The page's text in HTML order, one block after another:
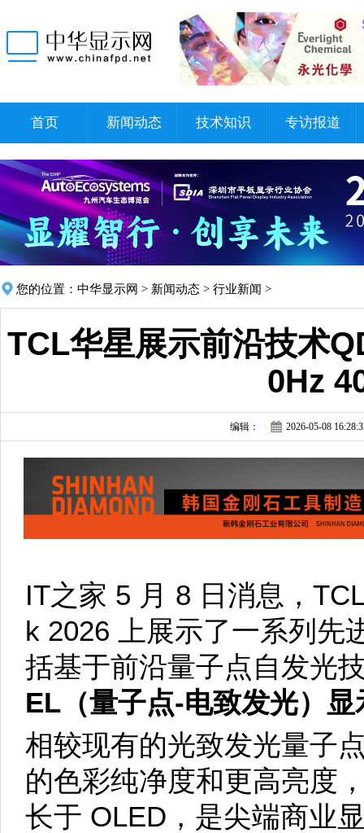
首页 新闻动态 技术知识 专访报道
您的位置： 中华显示网 > 新闻动态 > 行业新闻 >
TCL华星展示前沿技术
0Hz
编辑： 2026-05-08
IT之家 5 月 8 日消息，
k 2026 上展示了一系列先
括基于前沿量子点自发光
EL（量子点-电致发光）显
相较现有的光致发光量子
的色彩纯净度和更高亮度
长于 OLED，是尖端商业